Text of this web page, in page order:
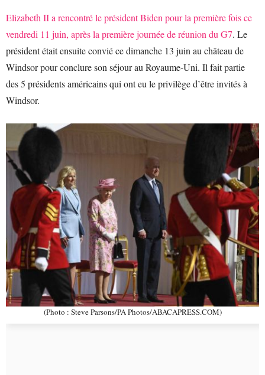
Elizabeth II a rencontré le président Biden pour la première fois ce
vendredi 11 juin, après la première journée de réunion du G7. Le
président était ensuite convié ce dimanche 13 juin au château de
Windsor pour conclure son séjour au Royaume-Uni. Il fait partie
des 5 présidents américains qui ont eu le privilège d’être invités à
Windsor.
(Photo : Steve Parsons/PA Photos/ABACAPRESS.COM)